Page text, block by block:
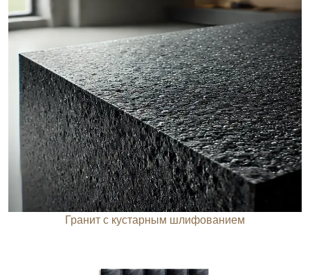
Гранит с кустарным шлифованием